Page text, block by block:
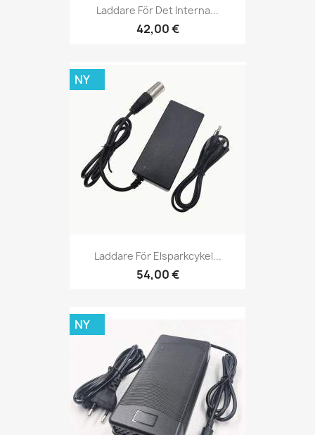
Laddare För Det Interna...
42,00 €
Laddare För Elsparkcykel...
54,00 €
NY
NY